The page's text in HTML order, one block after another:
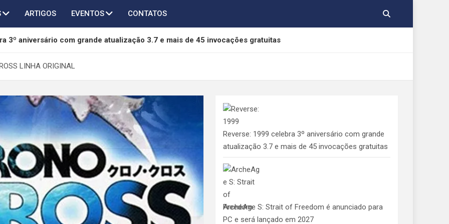
ARTIGOS EVENTOS CONTATOS
3º aniversário com grande atualização 3.7 e mais de 45 invocações gratuitas
é anunciado para PC e será lançado em 2027
terá novo capítulo em desenvolvimento pela 505 Games e Indolphinity
mídia física da Sony e pode se tornar referência na proteção aos consumidores de jogos digitais
LINHA ORIGINAL
Reverse: 1999 celebra 3º aniversário com grande
atualização 3.7 e mais de 45 invocações gratuitas
ArcheAge S: Strait of Freedom é anunciado para
PC e será lançado em 2027